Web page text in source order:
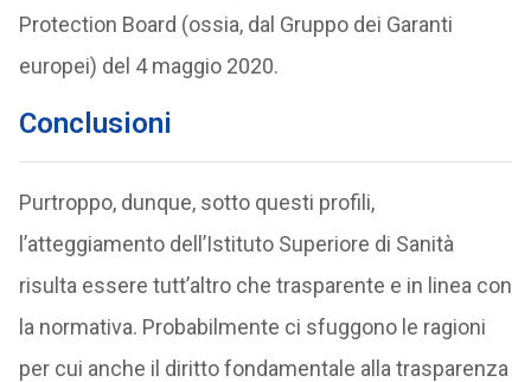
Protection Board (ossia, dal Gruppo dei Garanti
europei) del 4 maggio 2020.
Conclusioni
Purtroppo, dunque, sotto questi profili,
l’atteggiamento dell’Istituto Superiore di Sanità
risulta essere tutt’altro che trasparente e in linea con
la normativa. Probabilmente ci sfuggono le ragioni
per cui anche il diritto fondamentale alla trasparenza